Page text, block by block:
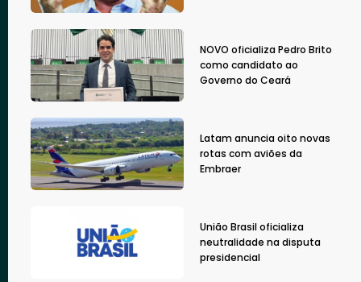
NOVO oficializa Pedro Brito
como candidato ao
Governo do Ceará
Latam anuncia oito novas
rotas com aviões da
Embraer
União Brasil oficializa
neutralidade na disputa
presidencial